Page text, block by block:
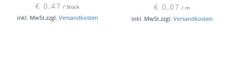
€ 0,47 / Stück
inkl. MwSt.zzgl. Versandkosten
€ 0,07 / m
inkl. MwSt.zzgl. Versandkosten